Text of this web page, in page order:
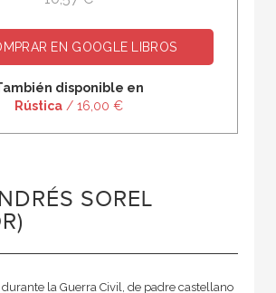
EN GOOGLE LIBROS
disponible en
Rústica / 16,00 €
SOREL
la Guerra Civil, de padre castellano